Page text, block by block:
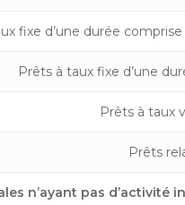
fixe d’une durée
Prêts à taux fixe d’une
Prêts à taux
Prêts
n’ayant pas